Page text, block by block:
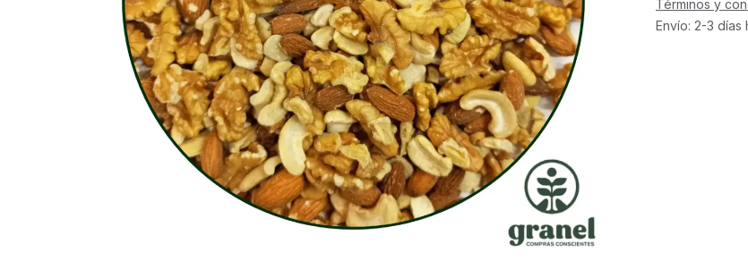
Términos y
Envío: 2-3 días